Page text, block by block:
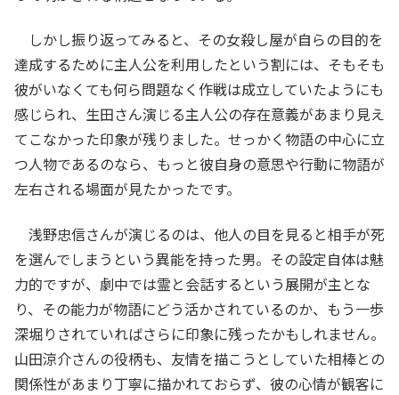
しかし振り返ってみると、その女殺し屋が自らの目的を
達成するために主人公を利用したという割には、そもそも
彼がいなくても何ら問題なく作戦は成立していたようにも
感じられ、生田さん演じる主人公の存在意義があまり見え
てこなかった印象が残りました。せっかく物語の中心に立
つ人物であるのなら、もっと彼自身の意思や行動に物語が
左右される場面が見たかったです。
浅野忠信さんが演じるのは、他人の目を見ると相手が死
を選んでしまうという異能を持った男。その設定自体は魅
力的ですが、劇中では霊と会話するという展開が主とな
り、その能力が物語にどう活かされているのか、もう一歩
深堀りされていればさらに印象に残ったかもしれません。
山田涼介さんの役柄も、友情を描こうとしていた相棒との
関係性があまり丁寧に描かれておらず、彼の心情が観客に